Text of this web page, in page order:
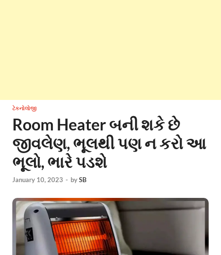
ટેકનોલોજી
Room Heater બની શકે છે
જીવલેણ, ભૂલથી પણ ન કરો આ
ભૂલો, ભારે પડશે
January 10, 2023 - bySB